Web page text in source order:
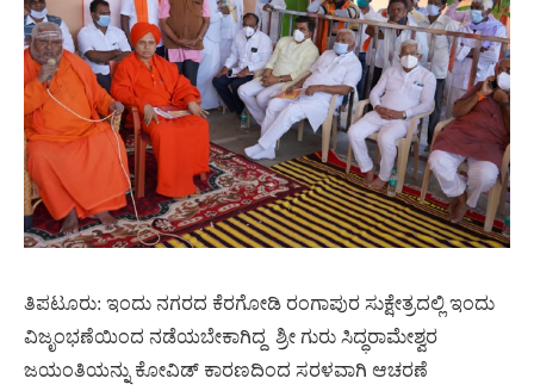
ತಿಪಟೂರು: ಇಂದು ನಗರದ ಕೆರಗೋಡಿ ರಂಗಾಪುರ ಸುಕ್ಷೇತ್ರದಲ್ಲಿ ಇಂದು
ವಿಜೃಂಭಣೆಯಿಂದ ನಡೆಯಬೇಕಾಗಿದ್ದ ಶ್ರೀ ಗುರು ಸಿದ್ಧರಾಮೇಶ್ವರ
ಜಯಂತಿಯನ್ನು ಕೋವಿಡ್ ಕಾರಣದಿಂದ ಸರಳವಾಗಿ ಆಚರಣೆ